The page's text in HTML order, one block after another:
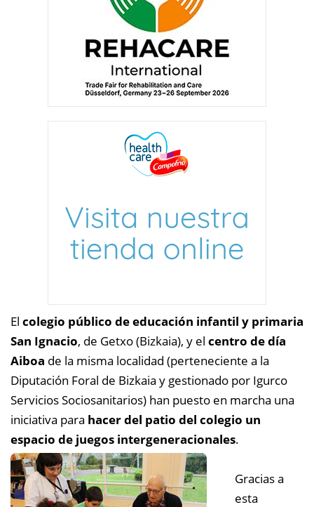
El colegio público de educación infantil y primaria
San Ignacio, de Getxo (Bizkaia), y el centro de día
Aiboa de la misma localidad (perteneciente a la
Diputación Foral de Bizkaia y gestionado por Igurco
Servicios Sociosanitarios) han puesto en marcha una
iniciativa para hacer del patio del colegio un
espacio de juegos intergeneracionales.
Gracias a
esta